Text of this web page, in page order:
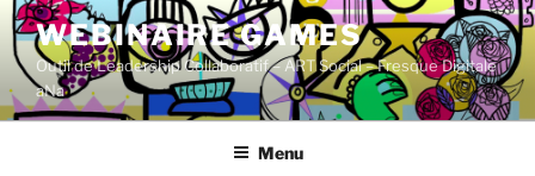
Aller
au
contenu
principal
WEBINAIRE GAMES
Outil de Leadership Collaboratif – ART Social – Fresque Digitale
aNa
Menu